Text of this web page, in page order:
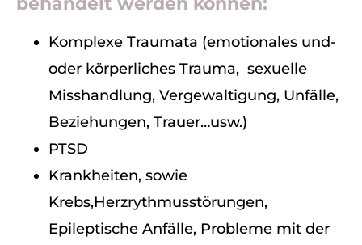
Komplexe Traumata (emotionales und-
oder körperliches Trauma, sexuelle
Misshandlung, Vergewaltigung, Unfälle,
Beziehungen, Trauer…usw.)
PTSD
Krankheiten, sowie
Krebs,Herzrythmusstörungen,
Epileptische Anfälle, Probleme mit der